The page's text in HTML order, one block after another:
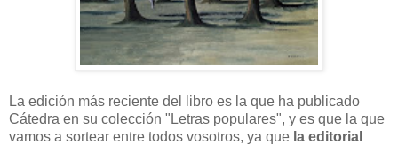
La edición más reciente del libro es la que ha publicado
Cátedra en su colección "Letras populares", y es que la que
vamos a sortear entre todos vosotros, ya que la editorial